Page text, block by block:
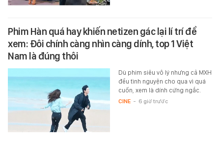
Phim Hàn quá hay khiến netizen gác lại lí trí để
xem: Đôi chính càng nhìn càng dính, top 1 Việt
Nam là đúng thôi
Dù phim siêu vô lý nhưng cả MXH
đều tình nguyện cho qua vì quá
cuốn, xem là dính cứng ngắc.
CINE - 6 giờ trước